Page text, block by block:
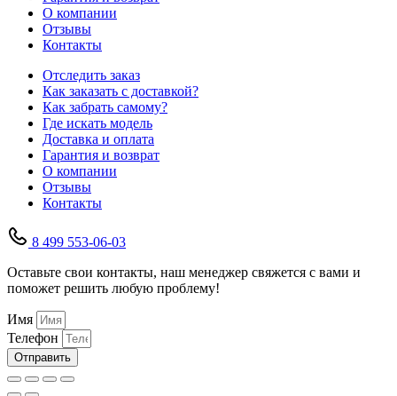
О компании
Отзывы
Контакты
Отследить заказ
Как заказать с доставкой?
Как забрать самому?
Где искать модель
Доставка и оплата
Гарантия и возврат
О компании
Отзывы
Контакты
8 499 553-06-03
Оставьте свои контакты, наш менеджер свяжется с вами и
поможет решить любую проблему!
Имя
Телефон
Отправить